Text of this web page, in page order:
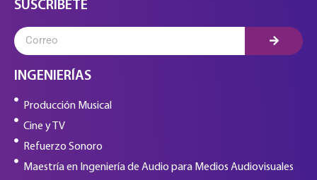
SUSCRÍBETE
INGENIERÍAS
Producción Musical
Cine y TV
Refuerzo Sonoro
Maestría en Ingeniería de Audio para Medios Audiovisuales